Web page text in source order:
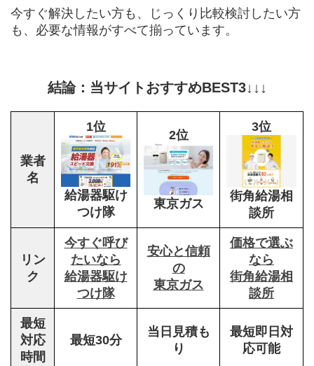
今すぐ解決したい方も、じっくり比較検討したい方
も、必要な情報がすべて揃っています。
結論：当サイトおすすめBEST3↓↓↓
業者
名
1位
給湯器駆け
つけ隊
2位
東京ガス
3位
街角給湯相
談所
リン
ク
今すぐ呼び
たいなら
給湯器駆け
つけ隊
安心と信頼
の
東京ガス
価格で選ぶ
なら
街角給湯相
談所
最短
対応
時間
最短30分
当日見積も
り
最短即日対
応可能